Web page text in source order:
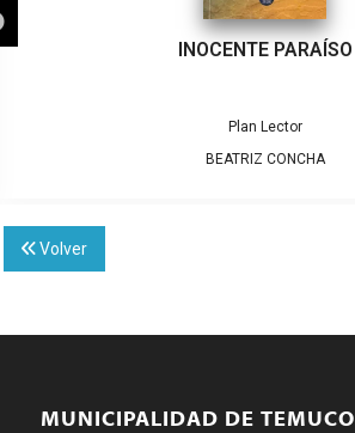
INOCENTE PARAÍSO
Plan Lector
BEATRIZ CONCHA
Volver
MUNICIPALIDAD DE TEMUCO